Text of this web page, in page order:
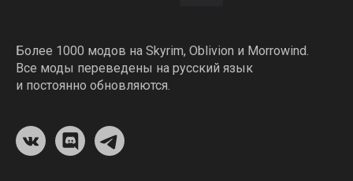
Более 1000 модов на Skyrim, Oblivion и Morrowind.
Все моды переведены на русский язык
и постоянно обновляются.